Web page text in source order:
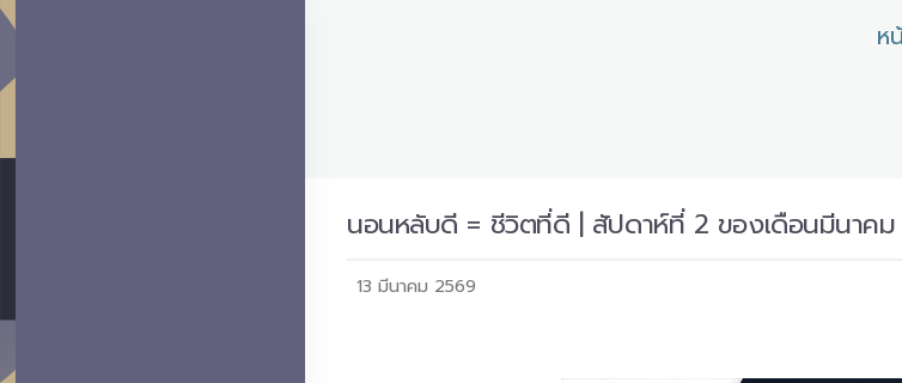
ห
นอนหลับดี = ชีวิตที่ดี | สัปดาห์ที่ 2 ของเดือนมีนาคม
13 มีนาคม 2569